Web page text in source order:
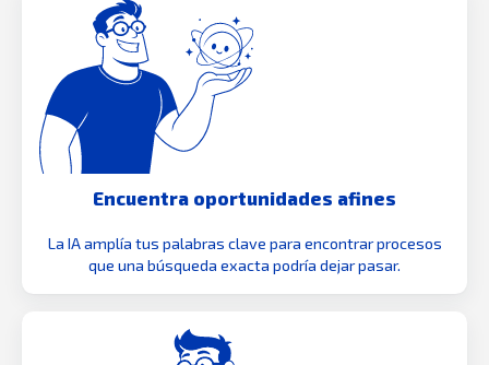
Encuentra oportunidades afines
La IA amplía tus palabras clave para encontrar procesos
que una búsqueda exacta podría dejar pasar.